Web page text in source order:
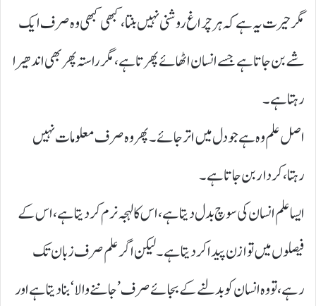
مگر حیرت یہ ہے کہ ہر چراغ روشنی نہیں بنتا، کبھی کبھی وہ صرف ایک
شے بن جاتا ہے جسے انسان اٹھائے پھرتا ہے، مگر راستہ پھر بھی اندھیرا
رہتا ہے۔
اصل علم وہ ہے جو دل میں اتر جائے ۔ پھر وہ صرف معلومات نہیں
رہتا، کردار بن جاتا ہے۔
ایسا علم انسان کی سوچ بدل دیتا ہے ، اس کا لہجہ نرم کر دیتا ہے ، اس کے
فیصلوں میں توازن پیدا کر دیتا ہے۔ لیکن اگر علم صرف زبان تک
رہے، تو وہ انسان کو بدلنے کے بجائے صرف ’ جاننے والا‘ بنا دیتا ہے اور